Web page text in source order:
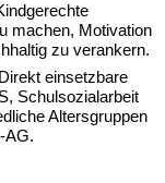
machen, Motivation
zu verankern.
Direkt einsetzbare
Schulsozialarbeit
Altersgruppen
AG.